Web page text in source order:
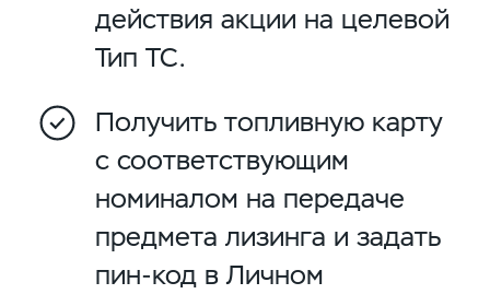
действия акции на целевой
Тип ТС.
Получить топливную карту
с соответствующим
номиналом на передаче
предмета лизинга и задать
пин-код в Личном